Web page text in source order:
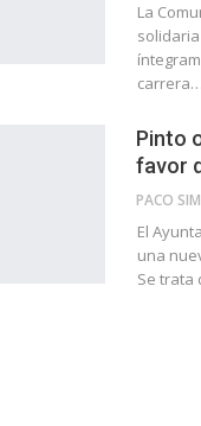
La
carrera…
Pinto
favor
PACO
El
una
Se trata